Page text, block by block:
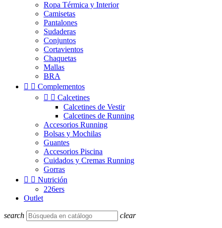
Ropa Térmica y Interior
Camisetas
Pantalones
Sudaderas
Conjuntos
Cortavientos
Chaquetas
Mallas
BRA
  Complementos
  Calcetines
Calcetines de Vestir
Calcetines de Running
Accesorios Running
Bolsas y Mochilas
Guantes
Accesorios Piscina
Cuidados y Cremas Running
Gorras
  Nutrición
226ers
Outlet
search clear